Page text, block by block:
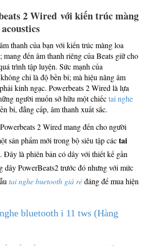
2 Wired với kiến trúc màng
thanh của bạn với kiến trúc màng loa
mang đến âm thanh riêng của Beats giữ cho
trình tập luyện. Sức mạnh của
chỉ là độ bền bỉ; mà hiệu năng âm
kinh ngạc. Powerbeats 2 Wired là lựa
người muốn sở hữu một chiếctai nghe
bỉ, đẳng cấp, âm thanh xuất sắc.
2 Wired mang đến cho người
sản phẩm mới trong bộ siêu tập cáctai
. Đây là phiên bản có dây với thiết kế gần
dây PowerBeats2 trước đó nhưng với mức
tai nghe buetooth giá rẻđáng để mua hiện
bluetooth i 11 tws (Hàng